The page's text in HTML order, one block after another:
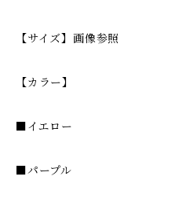
【サイズ】画像参照
【カラー】
■イエロー
■パープル